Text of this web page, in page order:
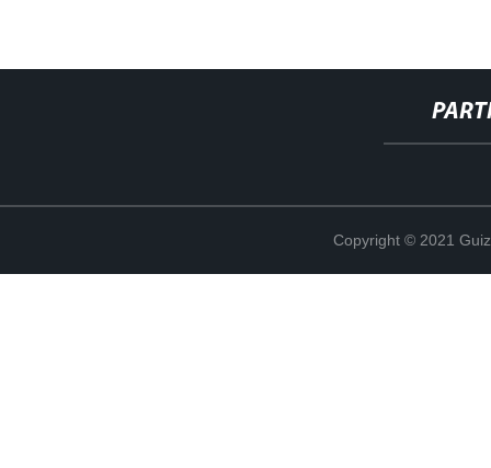
Copyright © 2021